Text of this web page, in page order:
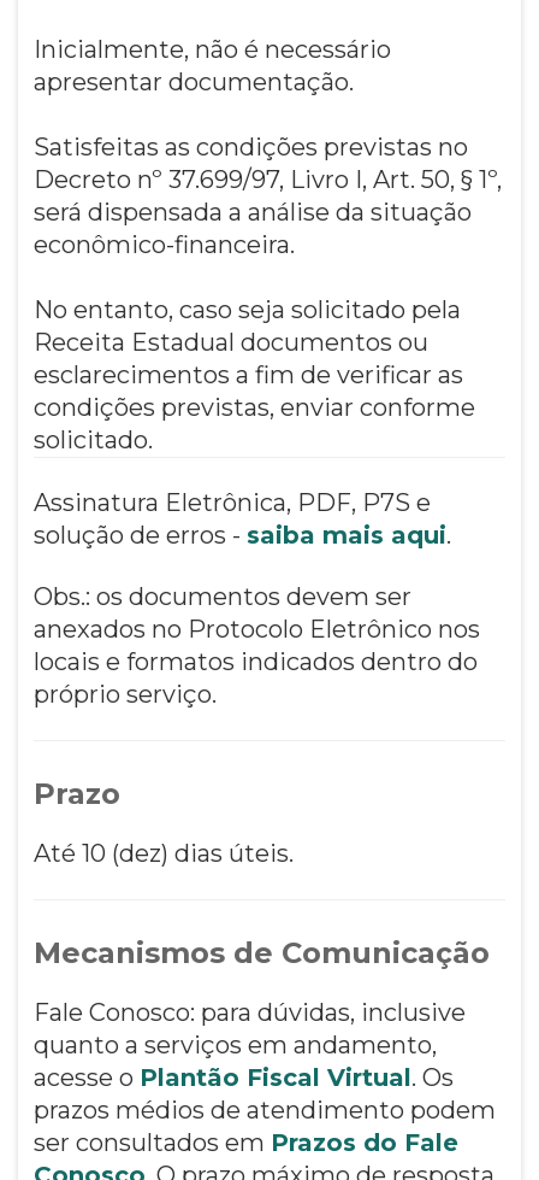
Inicialmente, não é necessário
apresentar documentação.
Satisfeitas as condições previstas no
Decreto nº 37.699/97, Livro I, Art. 50, § 1º,
será dispensada a análise da situação
econômico-financeira.
No entanto, caso seja solicitado pela
Receita Estadual documentos ou
esclarecimentos a fim de verificar as
condições previstas, enviar conforme
solicitado.
Assinatura Eletrônica, PDF, P7S e
solução de erros - saiba mais aqui.
Obs.: os documentos devem ser
anexados no Protocolo Eletrônico nos
locais e formatos indicados dentro do
próprio serviço.
Prazo
Até 10 (dez) dias úteis.
Mecanismos de Comunicação
Fale Conosco: para dúvidas, inclusive
quanto a serviços em andamento,
acesse o Plantão Fiscal Virtual. Os
prazos médios de atendimento podem
ser consultados em Prazos do Fale